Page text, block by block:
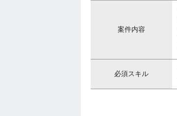
案件内容
必須スキル